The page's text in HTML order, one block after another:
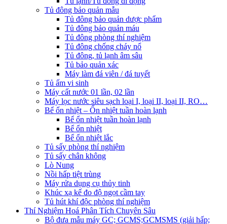
Tủ đông bảo quản mẫu
Tủ đông bảo quản dược phẩm
Tủ đông bảo quản máu
Tủ đông phòng thí nghiệm
Tủ đông chống cháy nổ
Tủ đông, tủ lạnh âm sâu
Tủ bảo quản xác
Máy làm đá viên / đá tuyết
Tủ ấm vi sinh
Máy cất nước 01 lần, 02 lần
Máy lọc nước siêu sạch loại I, loại II, loại II, RO…
Bể ổn nhiệt – Ổn nhiệt tuần hoàn lạnh
Bể ổn nhiệt tuần hoàn lạnh
Bể ổn nhiệt
Bể ổn nhiệt lắc
Tủ sấy phòng thí nghiệm
Tủ sấy chân không
Lò Nung
Nồi hấp tiệt trùng
Máy rửa dụng cụ thủy tinh
Khúc xạ kế đo độ ngọt cầm tay
Tủ hút khí độc phòng thí nghiệm
Thí Nghiệm Hoá Phân Tích Chuyên Sâu
Bộ đưa mẫu máy GC; GCMS;GCMSMS (giải hấp;